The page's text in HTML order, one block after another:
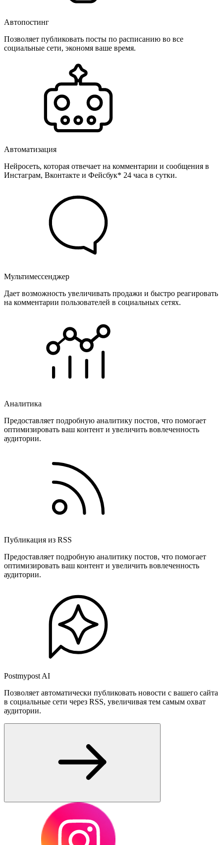
Автопостинг
Позволяет публиковать посты по расписанию во все
социальные сети, экономя ваше время.
Автоматизация
Нейросеть, которая отвечает на комментарии и сообщения в
Инстаграм, Вконтакте и Фейсбук* 24 часа в сутки.
Мультимессенджер
Дает возможность увеличивать продажи и быстро реагировать
на комментарии пользователей в социальных сетях.
Аналитика
Предоставляет подробную аналитику постов, что помогает
оптимизировать ваш контент и увеличить вовлеченность
аудитории.
Публикация из RSS
Предоставляет подробную аналитику постов, что помогает
оптимизировать ваш контент и увеличить вовлеченность
аудитории.
Postmypost AI
Позволяет автоматически публиковать новости с вашего сайта
в социальные сети через RSS, увеличивая тем самым охват
аудитории.